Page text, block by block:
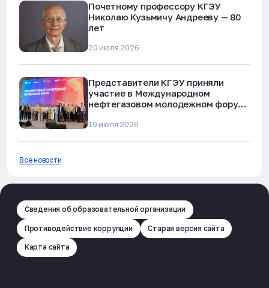
Почетному профессору КГЭУ
Николаю Кузьмичу Андрееву — 80
лет
20 июля 2026
Представители КГЭУ приняли
участие в Международном
нефтегазовом молодежном форуме
19 июля 2026
Все новости
Сведения об образовательной организации
Противодействие коррупции Старая версия сайта
Карта сайта